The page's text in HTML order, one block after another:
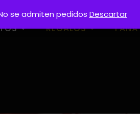
REGALOS
se admiten pedidos Descartar